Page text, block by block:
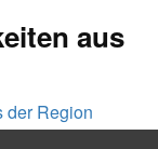
aus